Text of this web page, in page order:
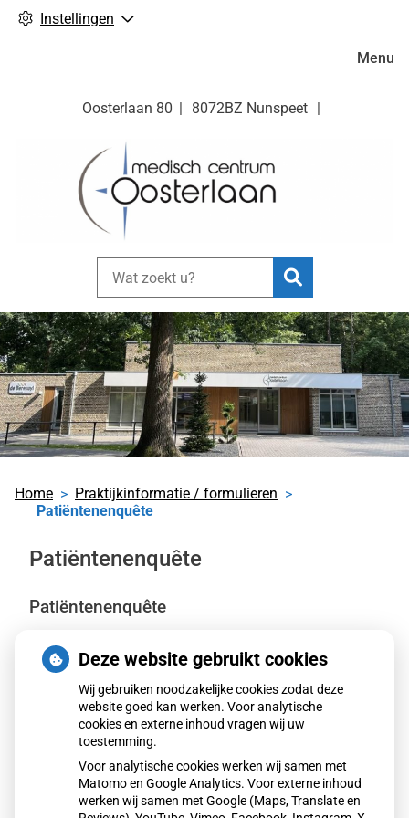
Instellingen
Oosterlaan 80 8072BZ Nunspeet
Zoeken
Menu
Home
Praktijkinformatie / formulieren
Patiëntenenquête
Patiëntenenquête
Patiëntenenquête
over hoe uw huisarts / de praktijk werkt.
Wij zouden het op prijs stellen als u de vragenlijst wilt
invullen.
Uw mening helpt de huisarts om de zorg te verbeteren.
Antwoord zo eerlijk mogelijk.
Enquête huisartsenpraktijk Timmer
Enquête huisartsenpraktijk Terpstra
Deze website gebruikt cookies
Wij gebruiken noodzakelijke cookies zodat deze
website goed kan werken. Voor analytische
cookies en externe inhoud vragen wij uw
toestemming.
Voor analytische cookies werken wij samen met
Matomo en Google Analytics. Voor externe inhoud
werken wij samen met Google (Maps, Translate en